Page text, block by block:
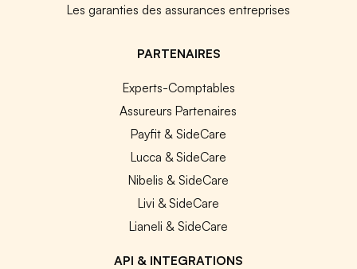
Les garanties des assurances entreprises
PARTENAIRES
Experts-Comptables
Assureurs Partenaires
Payfit & SideCare
Lucca & SideCare
Nibelis & SideCare
Livi & SideCare
Lianeli & SideCare
API & INTEGRATIONS